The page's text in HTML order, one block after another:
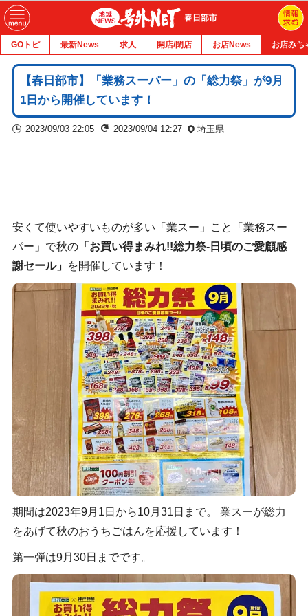
春日部市
GOトピ 最新News 求人 開店/閉店 お店News お店みち
【春日部市】「業務スーパー」の「総力祭」が9月
1日から開催しています！
2023/09/03 22:05 2023/09/04 12:27 埼玉県
安くて使いやすいものが多い「業スー」こと「業務スー
パー」で秋の「お買い得まみれ!!総力祭-日頃のご愛顧感
謝セール」
を開催しています！
期間は2023年9月1日から10月31日まで。 業スーが総力
をあげて秋のおうちごはんを応援しています！
第一弾は9月30日までです。